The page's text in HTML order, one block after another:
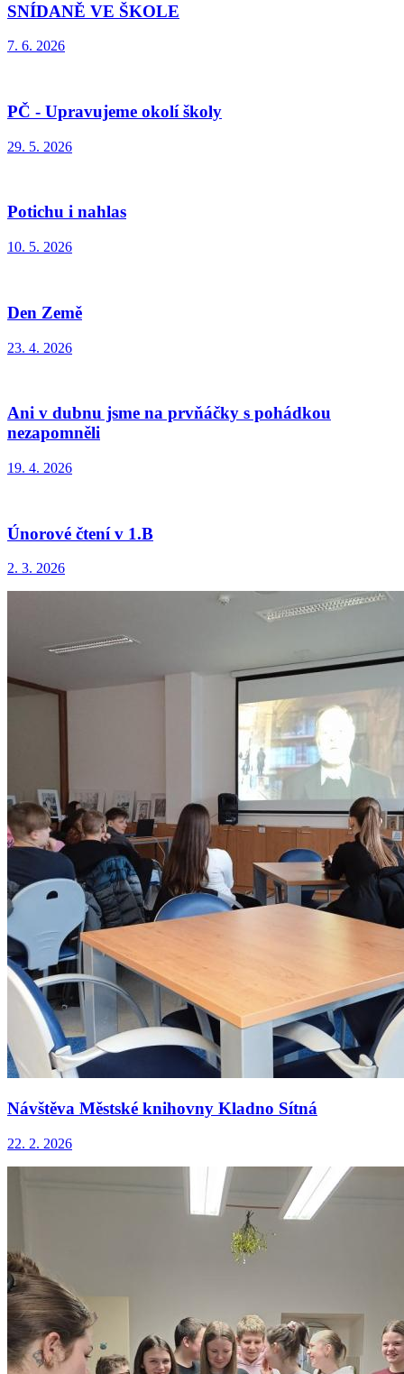
SNÍDANĚ VE ŠKOLE
7. 6. 2026
PČ - Upravujeme okolí školy
29. 5. 2026
Potichu i nahlas
10. 5. 2026
Den Země
23. 4. 2026
Ani v dubnu jsme na prvňáčky s pohádkou
nezapomněli
19. 4. 2026
Únorové čtení v 1.B
2. 3. 2026
Návštěva Městské knihovny Kladno Sítná
22. 2. 2026